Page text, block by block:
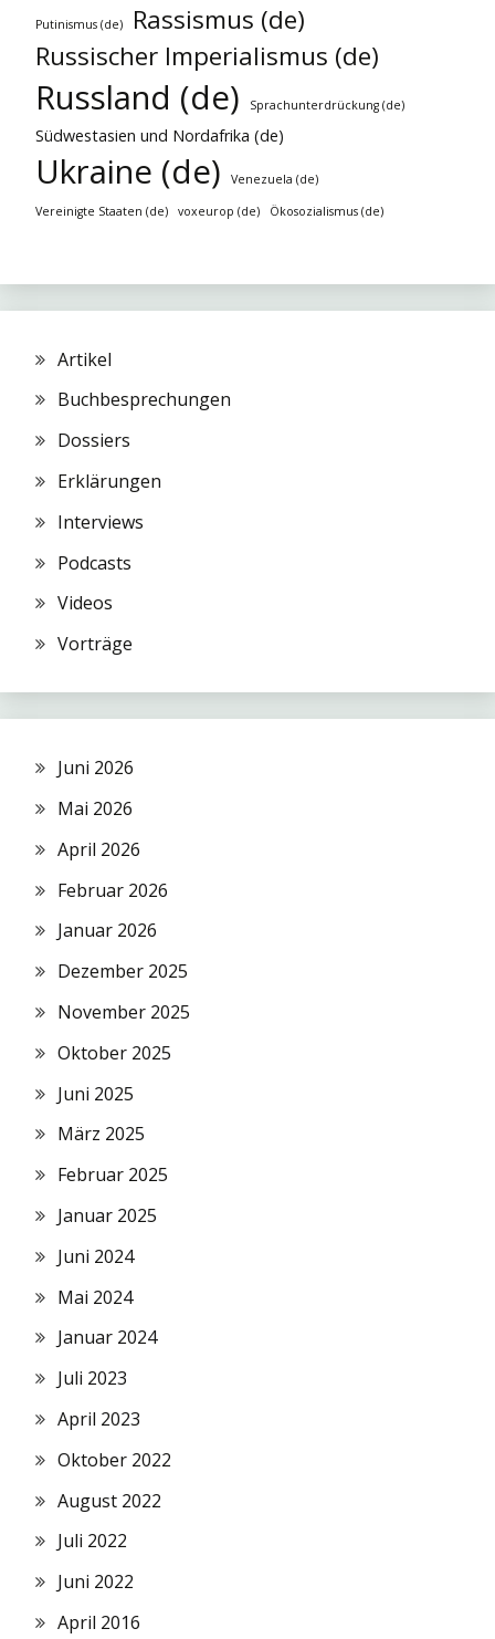
Putinismus (de)
Rassismus (de)
Russischer Imperialismus (de)
Russland (de) Sprachunterdrückung (de)
Südwestasien und Nordafrika (de)
Ukraine (de) Venezuela (de)
Vereinigte Staaten (de) voxeurop (de) Ökosozialismus (de)
Artikel
Buchbesprechungen
Dossiers
Erklärungen
Interviews
Podcasts
Videos
Vorträge
Juni 2026
Mai 2026
April 2026
Februar 2026
Januar 2026
Dezember 2025
November 2025
Oktober 2025
Juni 2025
März 2025
Februar 2025
Januar 2025
Juni 2024
Mai 2024
Januar 2024
Juli 2023
April 2023
Oktober 2022
August 2022
Juli 2022
Juni 2022
April 2016